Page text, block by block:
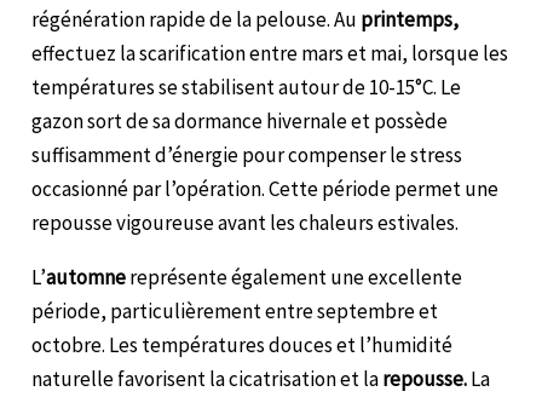
régénération rapide de la pelouse. Au printemps,
effectuez la scarification entre mars et mai, lorsque les
températures se stabilisent autour de 10-15°C. Le
gazon sort de sa dormance hivernale et possède
suffisamment d’énergie pour compenser le stress
occasionné par l’opération. Cette période permet une
repousse vigoureuse avant les chaleurs estivales.
L’automnereprésente également une excellente
période, particulièrement entre septembre et
octobre. Les températures douces et l’humidité
naturelle favorisent la cicatrisation et larepousse.La